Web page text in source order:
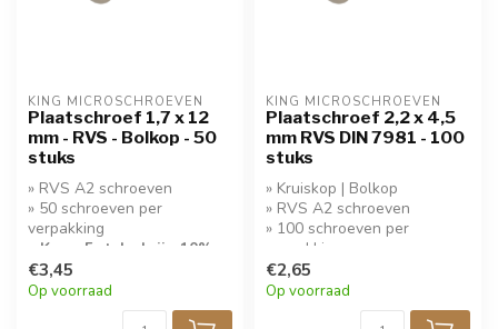
KING MICROSCHROEVEN
Plaatschroef 1,7 x 12
mm - RVS - Bolkop - 50
stuks
» RVS A2 schroeven
» 50 schroeven per
verpakking
» Koop 5 stuks krijg 10%
korting!
€3,45
Op voorraad
KING MICROSCHROEVEN
Plaatschroef 2,2 x 4,5
mm RVS DIN 7981 - 100
stuks
» Kruiskop | Bolkop
» RVS A2 schroeven
» 100 schroeven per
verpakking
» Koop 5 stuks krijg 10%
korting!
€2,65
Op voorraad